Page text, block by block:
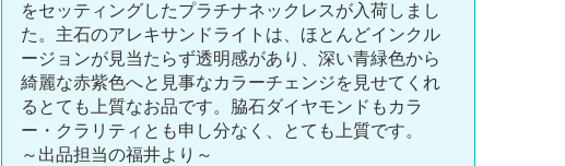
をセッティングしたプラチナネックレスが入荷しまし
た。主石のアレキサンドライトは、ほとんどインクル
ージョンが見当たらず透明感があり、深い青緑色から
綺麗な赤紫色へと見事なカラーチェンジを見せてくれ
るとても上質なお品です。脇石ダイヤモンドもカラ
ー・クラリティとも申し分なく、とても上質です。
～出品担当の福井より～